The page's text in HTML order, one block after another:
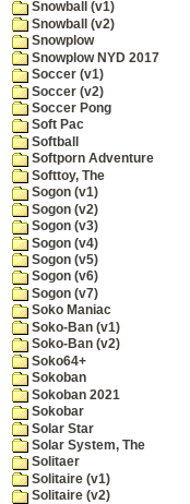
Snowball (v1)
Snowball (v2)
Snowplow
Snowplow NYD 2017
Soccer (v1)
Soccer (v2)
Soccer Pong
Soft Pac
Softball
Softporn Adventure
Softtoy, The
Sogon (v1)
Sogon (v2)
Sogon (v3)
Sogon (v4)
Sogon (v5)
Sogon (v6)
Sogon (v7)
Soko Maniac
Soko-Ban (v1)
Soko-Ban (v2)
Soko64+
Sokoban
Sokoban 2021
Sokobar
Solar Star
Solar System, The
Solitaer
Solitaire (v1)
Solitaire (v2)